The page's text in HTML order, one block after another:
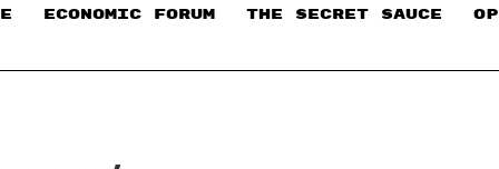
ECONOMIC FORUM THE SECRET SAUCE​